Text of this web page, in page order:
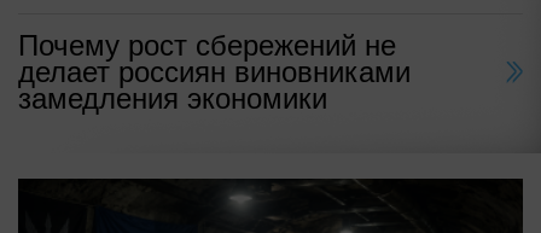
Почему рост сбережений не
делает россиян виновниками
замедления экономики